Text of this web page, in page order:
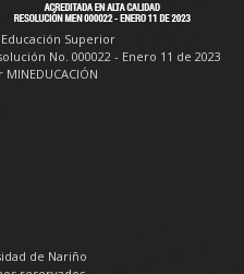
Superior
No. 000022 - Enero 11 de 2023
de Nariño